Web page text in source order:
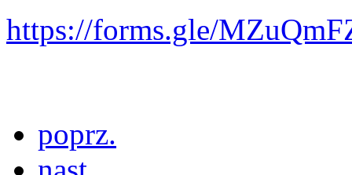
https://forms.gle/
poprz.